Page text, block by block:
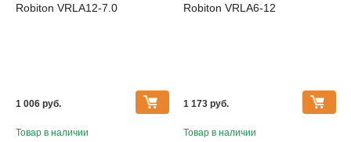
Robiton VRLA12-7.0
1 006 pуб.
Товар в наличии
Robiton VRLA6-12
1 173 pуб.
Товар в наличии